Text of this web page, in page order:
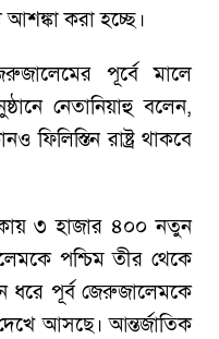
আশঙ্কা করা হচ্ছে।
পূর্বে মালে
নেতানিয়াহু বলেন,
রাষ্ট্র থাকবে
৩ হাজার ৪০০ নতুন
পশ্চিম তীর থেকে
ধরে পূর্ব জেরুজালেমকে
দেখে আসছে। আন্তর্জাতিক